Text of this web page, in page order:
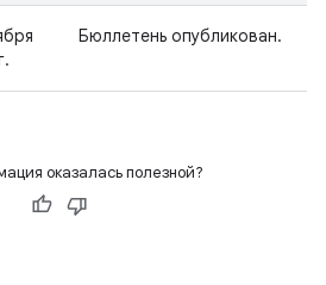
Бюллетень опубликован.
оказалась полезной?